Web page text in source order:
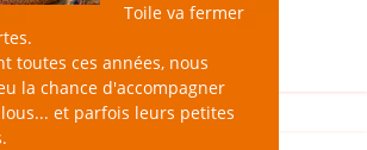
Toile va fermer
toutes ces années, nous
la chance d'accompagner
et parfois leurs petites